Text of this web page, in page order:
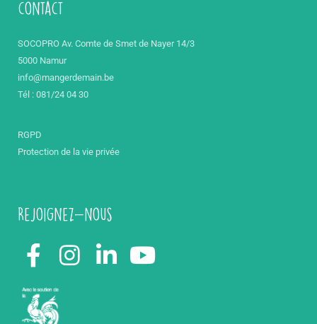
contact
SOCOPRO Av. Comte de Smet de Nayer 14/3
5000 Namur
info@mangerdemain.be
Tél : 081/24 04 30
RGPD
Protection de la vie privée
Rejoignez-nous